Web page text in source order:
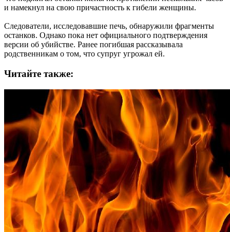
и намекнул на свою причастность к гибели женщины.
Следователи, исследовавшие печь, обнаружили фрагменты
останков. Однако пока нет официального подтверждения
версии об убийстве. Ранее погибшая рассказывала
родственникам о том, что супруг угрожал ей.
Читайте также: